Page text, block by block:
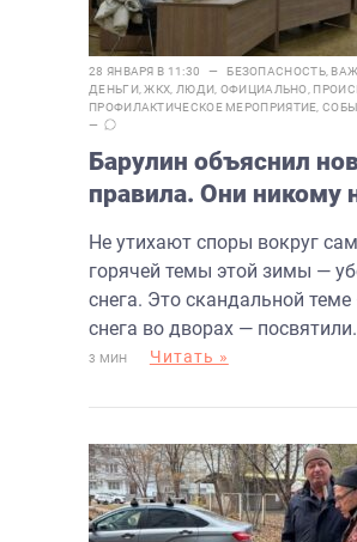
28 ЯНВАРЯ В 11:30 — БЕЗОПАСНОСТЬ,
ДЕНЬГИ,ЖКХ ЛЮДИ ОФИЦИАЛЬНО
ПРОФИЛАКТИЧЕСКОЕ МЕРОПРИЯТИЕ ,
—
Барулин объяснил
правила. Они никому
Не утихают споры вокруг
горячей темы этой зимы —
снега. Это скандальной
снега во дворах —
3 МИН Читать »